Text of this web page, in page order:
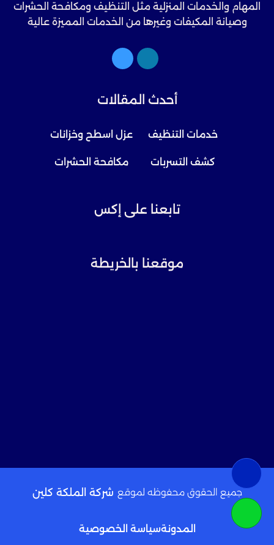
المهام والخدمات المنزلية مثل التنظيف ومكافحة الحشرات
وصيانة المكيفات وغيرها من الخدمات المميزة عالية
أحدث المقالات
خدمات التنظيف عزل اسطح وخزانات
كشف التسربات مكافحة الحشرات
تابعنا على إكس
موقعنا بالخريطة
جميع الحقوق محفوظه لموقع شركة الملكة كلين
المدونةسياسة الخصوصية